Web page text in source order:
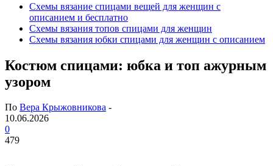
Схемы вязание спицами вещей для женщин с
описанием и бесплатно
Схемы вязания топов спицами для женщин
Схемы вязания юбки спицами для женщин с описанием
Костюм спицами: юбка и топ ажурным
узором
По Вера Крыжовникова -
10.06.2026
0
479